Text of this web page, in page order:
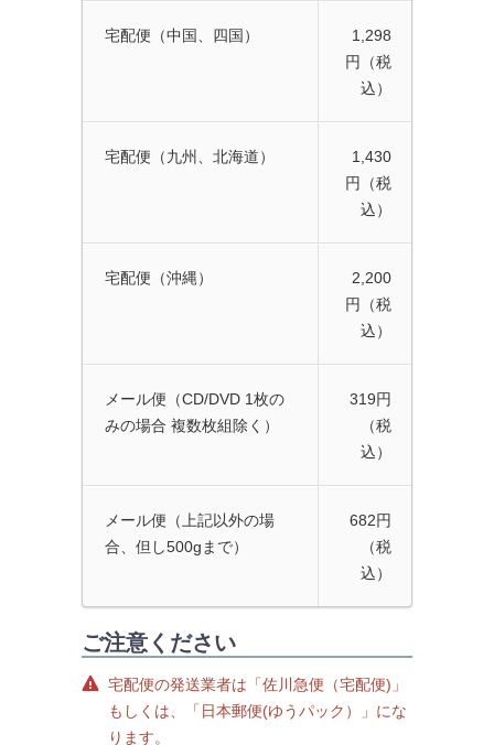
宅配便（中国、四国）
1,298
円（税
込）
宅配便（九州、北海道）
1,430
円（税
込）
宅配便（沖縄）
2,200
円（税
込）
メール便（CD/DVD 1枚の
みの場合 複数枚組除く）
319円
（税
込）
メール便（上記以外の場
合、但し500gまで）
682円
（税
込）
ご注意ください
宅配便の発送業者は「佐川急便（宅配便)」
もしくは、「日本郵便(ゆうパック）」にな
ります。